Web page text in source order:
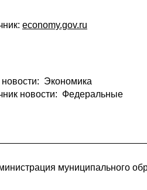
economy.gov.ru
Экономика
новости: Федеральные
муниципального